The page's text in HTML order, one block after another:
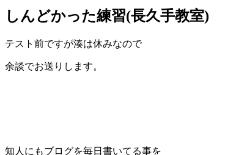
しんどかった練習(長久手教室)
テスト前ですが湊は休みなので
余談でお送りします。
知人にもブログを毎日書いてる事を